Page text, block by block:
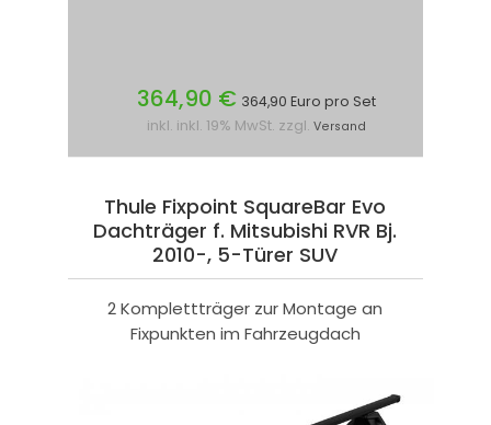
364,90 € 364,90 Euro pro Set
inkl. inkl. 19% MwSt. zzgl. Versand
Thule Fixpoint SquareBar Evo
Dachträger f. Mitsubishi RVR Bj.
2010-, 5-Türer SUV
2 Komplettträger zur Montage an
Fixpunkten im Fahrzeugdach